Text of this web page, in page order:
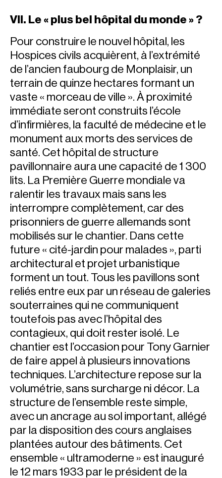
VII. Le « plus bel hôpital du monde » ?
Pour construire le nouvel hôpital, les
Hospices civils acquièrent, à l’extrémité
de l’ancien faubourg de Monplaisir, un
terrain de quinze hectares formant un
vaste « morceau de ville ». À proximité
immédiate seront construits l’école
d’infirmières, la faculté de médecine et le
monument aux morts des services de
santé. Cet hôpital de structure
pavillonnaire aura une capacité de 1 300
lits. La Première Guerre mondiale va
ralentir les travaux mais sans les
interrompre complètement, car des
prisonniers de guerre allemands sont
mobilisés sur le chantier. Dans cette
future « cité-jardin pour malades », parti
architectural et projet urbanistique
forment un tout. Tous les pavillons sont
reliés entre eux par un réseau de galeries
souterraines qui ne communiquent
toutefois pas avec l’hôpital des
contagieux, qui doit rester isolé. Le
chantier est l’occasion pour Tony Garnier
de faire appel à plusieurs innovations
techniques. L’architecture repose sur la
volumétrie, sans surcharge ni décor. La
structure de l’ensemble reste simple,
avec un ancrage au sol important, allégé
par la disposition des cours anglaises
plantées autour des bâtiments. Cet
ensemble « ultramoderne » est inauguré
le 12 mars 1933 par le président de la